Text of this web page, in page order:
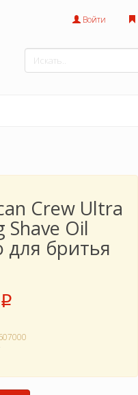
Войти
Crew Ultra
Shave Oil
для бритья
p